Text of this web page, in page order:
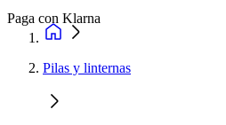
Paga con Klarna
Pilas y linternas